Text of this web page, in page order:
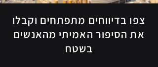
צפו בדיווחים מתפתחים וקבלו
את הסיפור האמיתי מהאנשים
בשטח